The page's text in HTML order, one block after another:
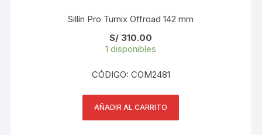
Sillín Pro Turnix Offroad 142 mm
S/ 310.00
1 disponibles
CÓDIGO: COM2481
AÑADIR AL CARRITO